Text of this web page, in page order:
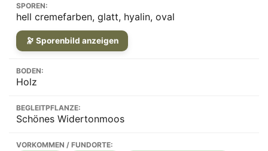
SPOREN:
hell cremefarben, glatt, hyalin, oval
🔭 Sporenbild anzeigen
BODEN:
Holz
BEGLEITPFLANZE:
Schönes Widertonmoos
VORKOMMEN / FUNDORTE: